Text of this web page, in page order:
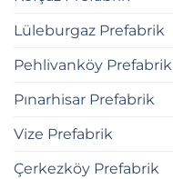
Lüleburgaz Prefabrik
Pehlivanköy Prefabrik
Pınarhisar Prefabrik
Vize Prefabrik
Çerkezköy Prefabrik